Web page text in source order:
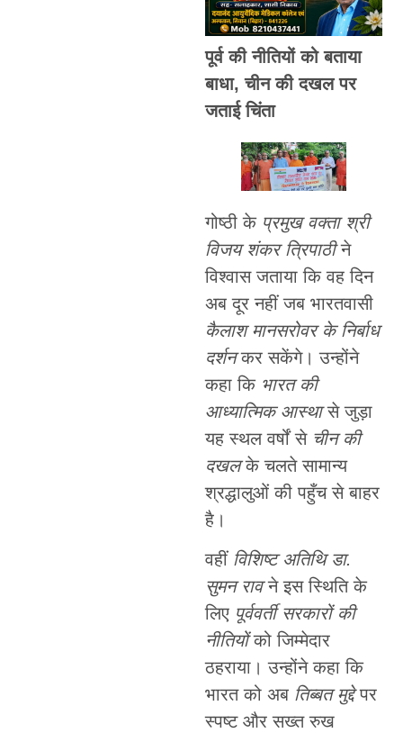
पूर्व की नीतियों को बताया
बाधा, चीन की दखल पर
जताई चिंता
गोष्ठी के प्रमुख वक्ता श्री
विजय शंकर त्रिपाठीने
विश्वास जताया कि वह दिन
अब दूर नहीं जब भारतवासी
कैलाश मानसरोवर के निर्बाध
दर्शनकर सकेंगे। उन्होंने
कहा कि भारत की
आध्यात्मिक आस्थासे जुड़ा
यह स्थल वर्षों से चीन की
दखलके चलते सामान्य
श्रद्धालुओं की पहुँच से बाहर
है।
वहीं विशिष्ट अतिथि डा.
सुमन रावने इस स्थिति के
लिए पूर्ववर्ती सरकारों की
नीतियोंको जिम्मेदार
ठहराया। उन्होंने कहा कि
भारत को अब तिब्बत मुद्देपर
स्पष्ट और सख्त रुख